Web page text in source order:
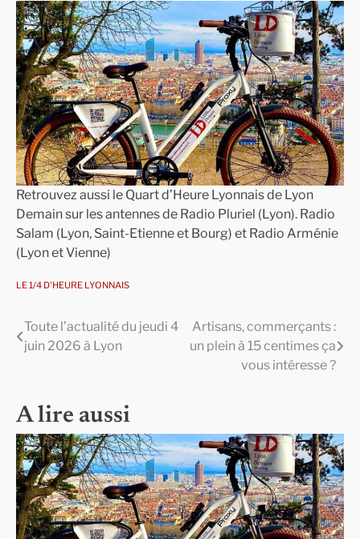
Retrouvez aussi le Quart d’Heure Lyonnais de Lyon
Demain sur les antennes de Radio Pluriel (Lyon). Radio
Salam (Lyon, Saint-Etienne et Bourg) et Radio Arménie
(Lyon et Vienne)
LE 1/4 D'HEURE LYONNAIS
Navigation
Toute l’actualité du jeudi 4
juin 2026 à Lyon
Artisans, commerçants :
un plein à 15 centimes ça
vous intéresse ?
A lire aussi